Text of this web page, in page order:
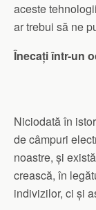
aceste
ar trebui să ne
Înecați într-un
Niciodată în
de câmpuri
noastre, și
crească, în
indivizilor, ci și